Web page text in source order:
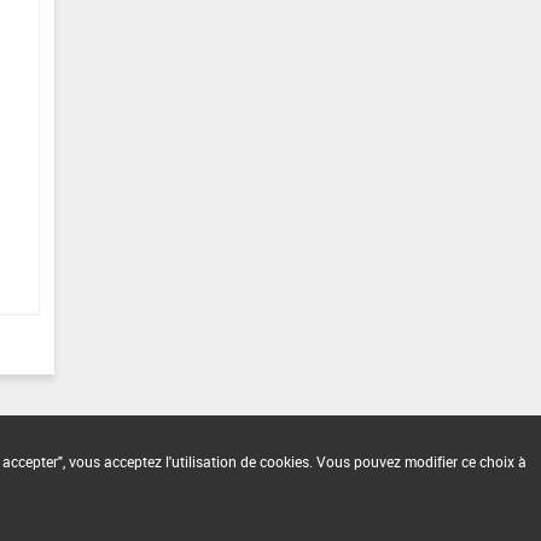
vous acceptez l'utilisation de cookies. Vous pouvez modifier ce choix à